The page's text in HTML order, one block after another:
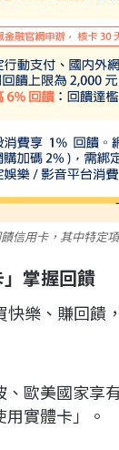
信用卡，其中特定
掌握回饋
樂、賺回饋
歐美國家享
實體卡」。